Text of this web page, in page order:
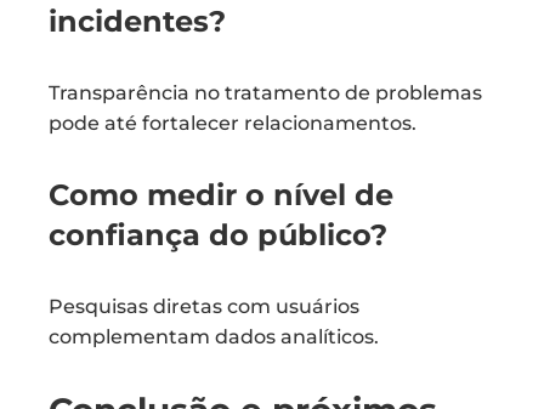
incidentes?
Transparência no tratamento de problemas
pode até fortalecer relacionamentos.
Como medir o nível de
confiança do público?
Pesquisas diretas com usuários
complementam dados analíticos.